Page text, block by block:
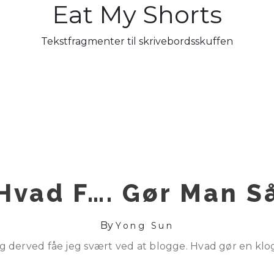
Eat My Shorts
Tekstfragmenter til skrivebordsskuffen
F…. Gør Man
By Yong Sun
derved fåe jeg svært ved at blogge. Hvad gør en